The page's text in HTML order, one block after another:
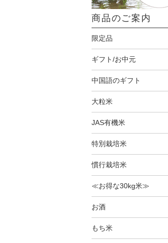
商品のご案内
限定品
ギフト/お中元
中国語のギフト
大粒米
JAS有機米
特別栽培米
慣行栽培米
≪お得な30kg米≫
お酒
もち米